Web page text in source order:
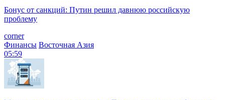
Бонус от санкций: Путин решил давнюю российскую
проблему
corner
Финансы Восточная Азия
05:59